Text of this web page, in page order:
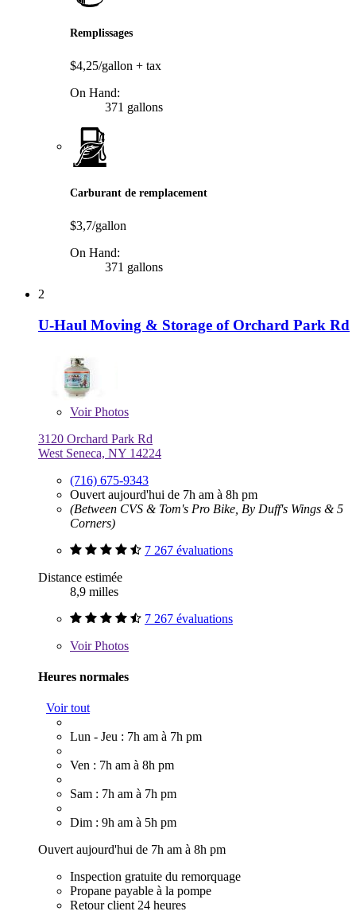
Remplissages
$4,25/gallon + tax
On Hand:
371 gallons
Carburant de remplacement
$3,7/gallon
On Hand:
371 gallons
2
U-Haul Moving & Storage of Orchard Park Rd
VoirPhotos
3120 Orchard Park Rd
West Seneca, NY 14224
(716) 675-9343
Ouvert aujourd'hui de 7h am à 8h pm
(Between CVS & Tom's Pro Bike, By Duff's Wings & 5
Corners)
7 267 évaluations
Distance estimée
8,9 milles
7 267 évaluations
VoirPhotos
Heures normales
Voir tout
Lun - Jeu : 7h am à 7h pm
Ven : 7h am à 8h pm
Sam : 7h am à 7h pm
Dim : 9h am à 5h pm
Ouvert aujourd'hui de 7h am à 8h pm
Inspection gratuite du remorquage
Propane payable à la pompe
Retour client 24 heures